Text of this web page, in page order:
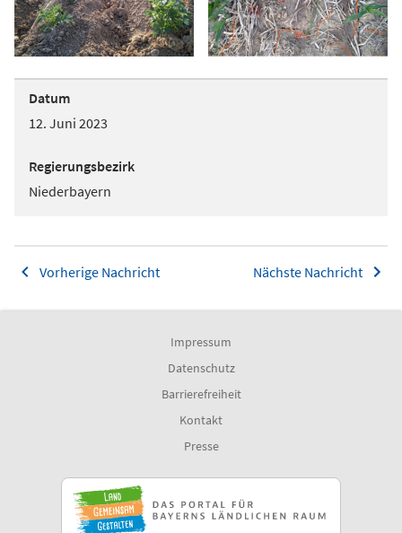
Datum
12. Juni 2023
Regierungsbezirk
Niederbayern
Vorherige Nachricht Nächste Nachricht
Impressum
Datenschutz
Barrierefreiheit
Kontakt
Presse